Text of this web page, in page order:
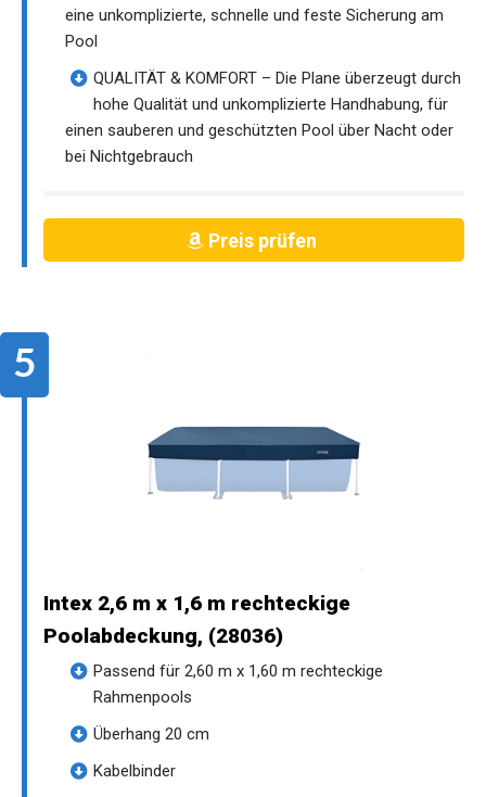
eine unkomplizierte, schnelle und feste Sicherung am
Pool
QUALITÄT & KOMFORT – Die Plane überzeugt durch
hohe Qualität und unkomplizierte Handhabung, für
einen sauberen und geschützten Pool über Nacht oder
bei Nichtgebrauch
Preis prüfen
Intex 2,6 m x 1,6 m rechteckige
Poolabdeckung, (28036)
Passend für 2,60 m x 1,60 m rechteckige
Rahmenpools
Überhang 20 cm
Kabelbinder